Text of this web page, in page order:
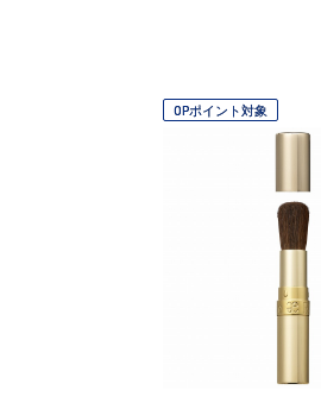
OPポイント対象